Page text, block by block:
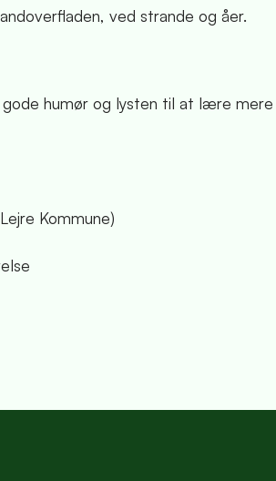
ved strande og åer.
humør og lysten til at lære
Kommune)